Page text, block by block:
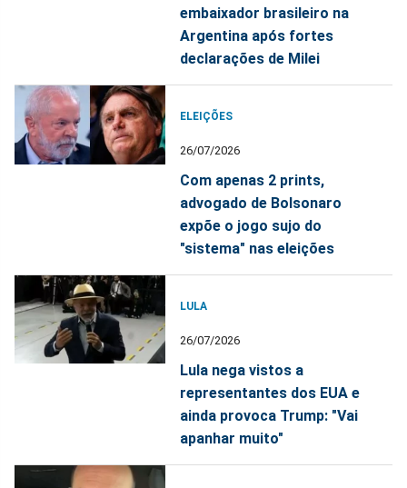
embaixador brasileiro na
Argentina após fortes
declarações de Milei
ELEIÇÕES
26/07/2026
Com apenas 2 prints,
advogado de Bolsonaro
expõe o jogo sujo do
"sistema" nas eleições
LULA
26/07/2026
Lula nega vistos a
representantes dos EUA e
ainda provoca Trump: "Vai
apanhar muito"